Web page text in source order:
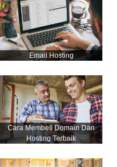
Email Hosting
Cara Membeli Domain Dan
Hosting Terbaik